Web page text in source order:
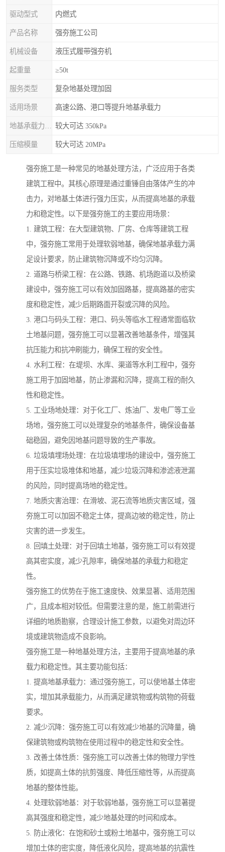
驱动型式 内燃式
产品名称 强夯施工公司
机械设备 液压式履带强夯机
起重量 ≥50t
服务类型 复杂地基处理加固
适用场景 高速公路、港口等提升地基承载力
较大可达 350kPa
压缩模量 较大可达 20MPa
强夯施工是一种常见的地基处理方法，广泛应用于各类
建筑工程中。其核心原理是通过重锤自由落体产生的冲
击力，对地基土体进行强力压实，从而提高地基的承载
力和稳定性。以下是强夯施工的主要应用场景：
1. 建筑工程：在大型建筑物、厂房、仓库等建筑工程
中，强夯施工常用于处理软弱地基，确保地基承载力满
足设计要求，防止建筑物沉降或不均匀沉降。
2. 道路与桥梁工程：在公路、铁路、机场跑道以及桥梁
建设中，强夯施工可以有效加固路基，提高路基的密实
度和稳定性，减少后期路面开裂或沉降的风险。
3. 港口与码头工程：港口、码头等临水工程通常面临软
土地基问题，强夯施工可以显著改善地基条件，增强其
抗压能力和抗冲刷能力，确保工程的安全性。
4. 水利工程：在堤坝、水库、渠道等水利工程中，强夯
施工用于加固地基，防止渗漏和沉降，提高工程的耐久
性和稳定性。
5. 工业场地处理：对于化工厂、炼油厂、发电厂等工业
场地，强夯施工可以处理复杂的地基条件，确保设备基
础稳固，避免因地基问题导致的生产事故。
6. 垃圾填埋场处理：在垃圾填埋场的建设中，强夯施工
用于压实垃圾堆体和地基，减少垃圾沉降和渗滤液泄漏
的风险，同时提高场地的稳定性。
7. 地质灾害治理：在滑坡、泥石流等地质灾害区域，强
夯施工可以加固不稳定土体，提高边坡的稳定性，防止
灾害的进一步发生。
8. 回填土处理：对于回填土地基，强夯施工可以有效提
高其密实度，减少孔隙率，确保地基的承载力和稳定
性。
强夯施工的优势在于施工速度快、效果显著、适用范围
广，且成本相对较低。但需要注意的是，施工前需进行
详细的地质勘察，合理设计施工参数，以避免对周边环
境或建筑物造成不良影响。
强夯施工是一种地基处理方法，主要用于提高地基的承
载力和稳定性。其主要功能包括：
1. 提高地基承载力：通过强夯施工，可以使地基土体密
实，增加其承载能力，从而满足建筑物或构筑物的荷载
要求。
2. 减少沉降：强夯施工可以有效减少地基的沉降量，确
保建筑物或构筑物在使用过程中的稳定性和安全性。
3. 改善土体性质：强夯施工可以改善土体的物理力学性
质，如提高土体的抗剪强度、降低压缩性等，从而提高
地基的整体性能。
4. 处理软弱地基：对于软弱地基，强夯施工可以显著提
高其强度和稳定性，减少地基处理的时间和成本。
5. 防止液化：在饱和砂土或粉土地基中，强夯施工可以
增加土体的密实度，降低液化风险，提高地基的抗震性